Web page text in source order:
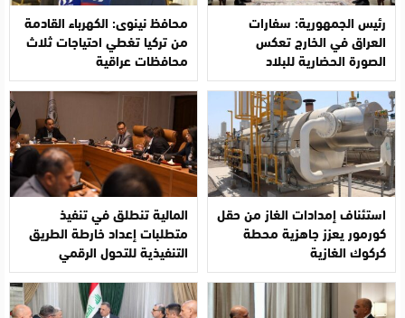
رئيس الجمهورية: سفارات
العراق في الخارج تعكس
الصورة الحضارية للبلاد
محافظ نينوى: الكهرباء القادمة
من تركيا تغطي احتياجات ثلاث
محافظات عراقية
استئناف إمدادات الغاز من حقل
كورمور يعزز جاهزية محطة
كركوك الغازية
المالية تنطلق في تنفيذ
متطلبات إعداد خارطة الطريق
التنفيذية للتحول الرقمي